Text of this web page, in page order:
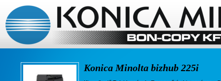
Konica Minolta bizhub 225i